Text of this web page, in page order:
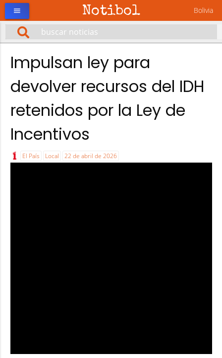
Notibol Bolivia
menu
Impulsan ley para
devolver recursos del IDH
retenidos por la Ley de
Incentivos
El País Local 22 de abril de 2026